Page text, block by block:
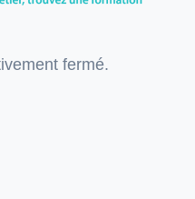
fermé.